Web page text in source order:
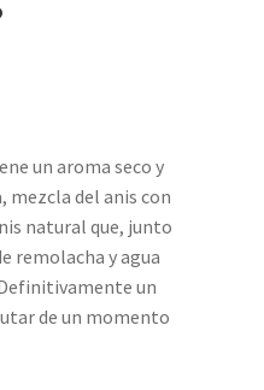
un aroma seco y
mezcla del anis con
natural que, junto
remolacha y agua
un
de un momento